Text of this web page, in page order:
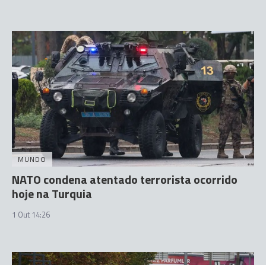
MUNDO
NATO condena atentado terrorista ocorrido
hoje na Turquia
1 Out 14:26